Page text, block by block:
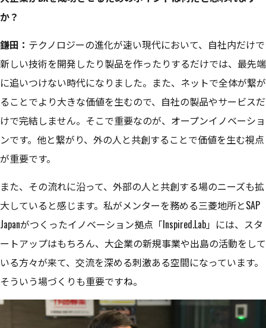
か？
鎌田： テクノロジーの進化が速い現代において、自社内だけで
新しい技術を開発したり製品を作ったりするだけでは、最先端
に追いつけない時代になりました。また、ネットで全体が繋が
ることでより大きな価値を生むので、自社の製品やサービスだ
けで完結しません。そこで重要なのが、オープンイノベーショ
ンです。他と繋がり、外の人と共創することで価値を生む視点
が重要です。
また、その流れに沿って、外部の人と共創する場のニーズも拡
大していると感じます。私がメンターを務める三菱地所とSAP
Japanがつくったイノベーション拠点「Inspired.Lab」には、スタ
ートアップはもちろん、大企業の新規事業や出島の活動をして
いる方々が来て、交流を深める刺激ある空間になっています。
そういう場づくりも重要ですね。